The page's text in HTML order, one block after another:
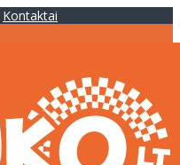
Kontaktai